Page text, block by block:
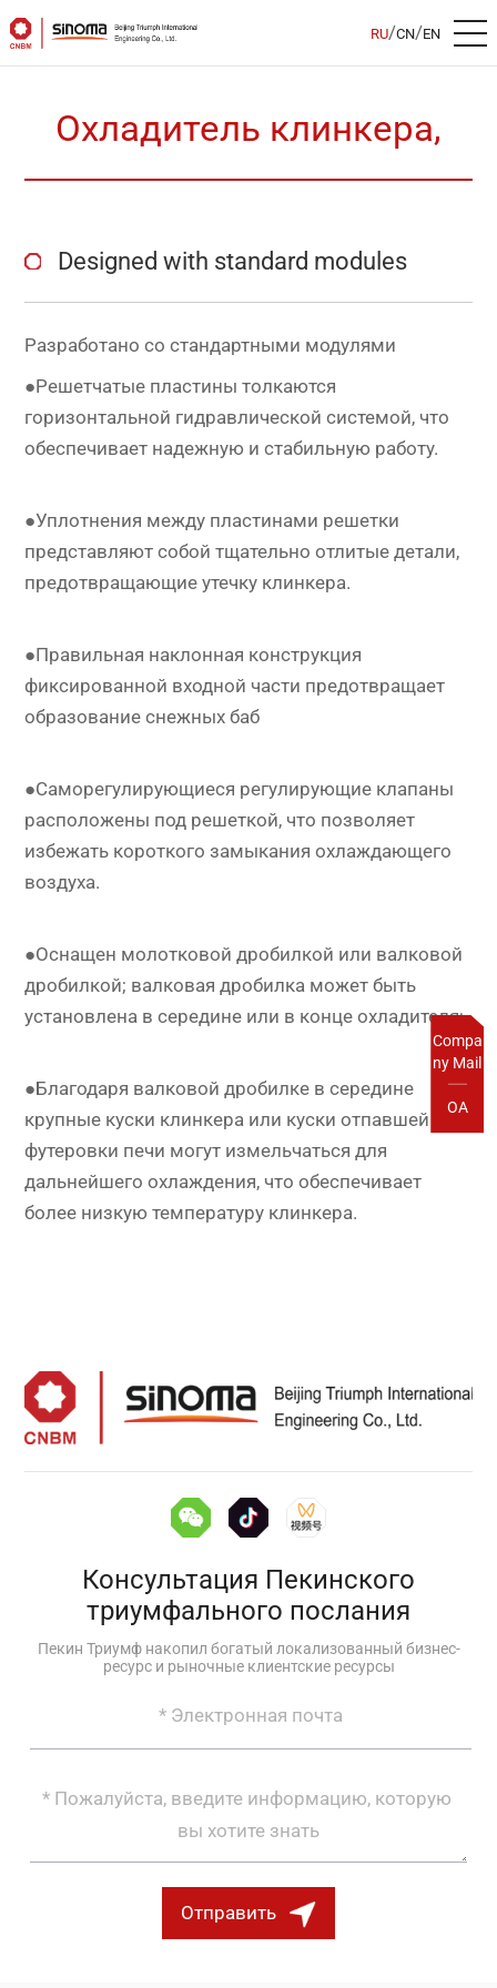
RU/CN/EN
Compa
ny Mail
OA
Охладитель клинкера,
Designed with standard modules
Разработано со стандартными модулями
●Решетчатые пластины толкаются
горизонтальной гидравлической системой, что
обеспечивает надежную и стабильную работу.
●Уплотнения между пластинами решетки
представляют собой тщательно отлитые детали,
предотвращающие утечку клинкера.
●Правильная наклонная конструкция
фиксированной входной части предотвращает
образование снежных баб
●Саморегулирующиеся регулирующие клапаны
расположены под решеткой, что позволяет
избежать короткого замыкания охлаждающего
воздуха.
●Оснащен молотковой дробилкой или валковой
дробилкой; валковая дробилка может быть
установлена ​​в середине или в конце охладителя;
●Благодаря валковой дробилке в середине
крупные куски клинкера или куски отпавшей
футеровки печи могут измельчаться для
дальнейшего охлаждения, что обеспечивает
более низкую температуру клинкера.
Консультация Пекинского
триумфального послания
Пекин Триумф накопил богатый локализованный бизнес-
ресурс и рыночные клиентские ресурсы
Отправить